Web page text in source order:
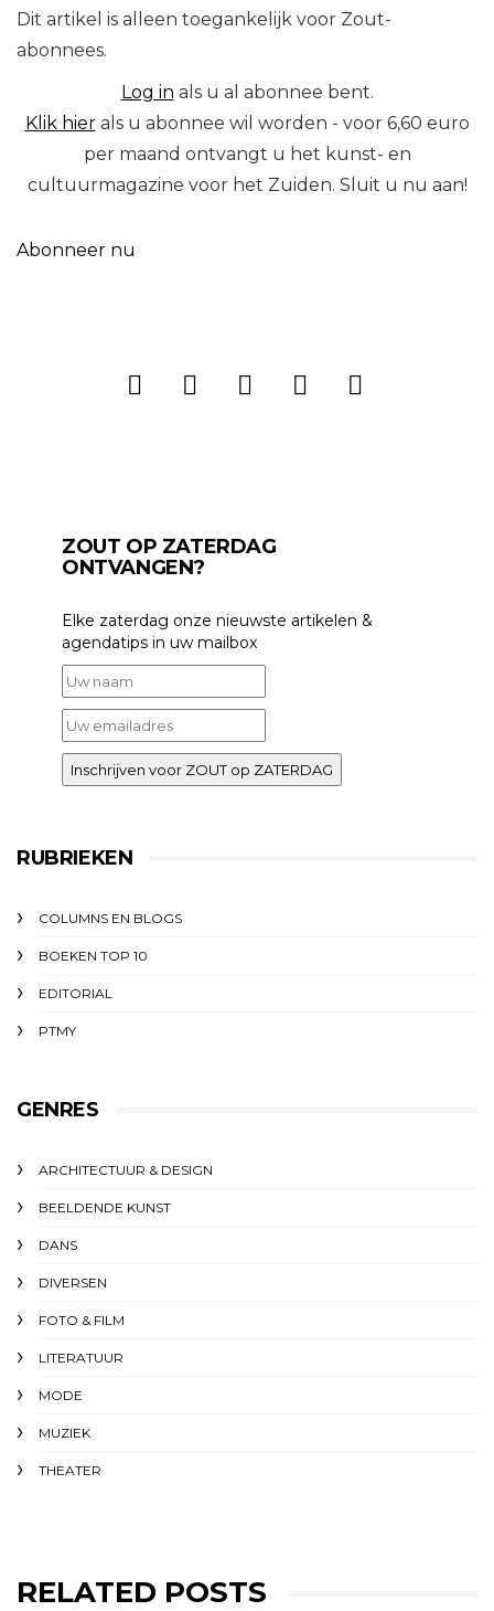
Dit artikel is alleen toegankelijk voor Zout-
abonnees.
Log in als u al abonnee bent.
Klik hierals u abonnee wil worden - voor 6,60 euro
per maand ontvangt u het kunst- en
cultuurmagazine voor het Zuiden. Sluit u nu aan!
Abonneer nu
ZOUT OP ZATERDAG
ONTVANGEN?
Elke zaterdag onze nieuwste artikelen &
agendatips in uw mailbox
RUBRIEKEN
COLUMNS EN BLOGS
BOEKEN TOP 10
EDITORIAL
PTMY
GENRES
ARCHITECTUUR & DESIGN
BEELDENDE KUNST
DANS
DIVERSEN
FOTO & FILM
LITERATUUR
MODE
MUZIEK
THEATER
RELATED POSTS